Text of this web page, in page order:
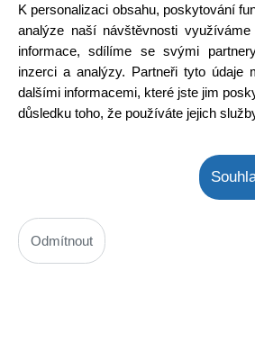
K personalizaci obsahu, poskytování
analýze naší návštěvnosti
informace, sdílíme se svými
inzerci a analýzy. Partneři tyto údaje
dalšími informacemi, které jste jim
důsledku toho, že používáte jejich
Odmítnout
IRF530
Cena bez DPH: 23,43
Cena s DPH: 28,35
Ihned k odeslání